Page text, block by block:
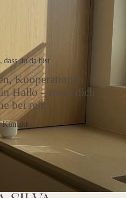
dass du da bist
Kooperationen
Hallo – meld dich
bei mir.
Kontakt